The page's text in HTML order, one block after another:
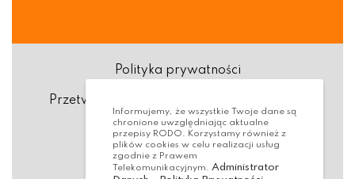
Polityka prywatności
Przetwarzanie danych osobowych (RODO)
Deklaracja dostępności
Dostępność Architektoniczna
Informujemy, że wszystkie Twoje dane są
chronione uwzględniając aktualne
przepisy RODO. Korzystamy również z
plików cookies w celu realizacji usług
zgodnie z Prawem
Telekomunikacyjnym. Administrator